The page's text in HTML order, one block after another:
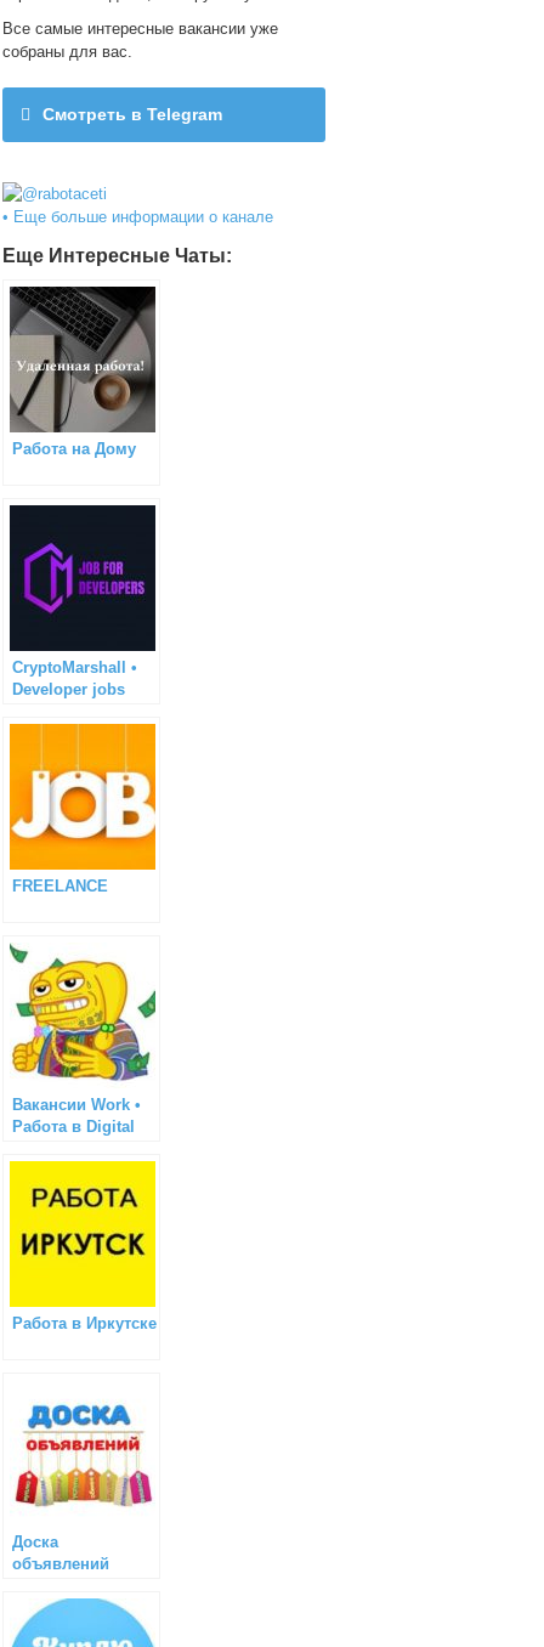
Все самые интересные вакансии уже
собраны для вас.
Смотреть в Telegram
• Еще больше информации о канале
Еще Интересные Чаты:
Работа на Дому
CryptoMarshall •
Developer jobs
FREELANCE
Вакансии Work •
Работа в Digital
Работа в Иркутске
Доска
объявлений